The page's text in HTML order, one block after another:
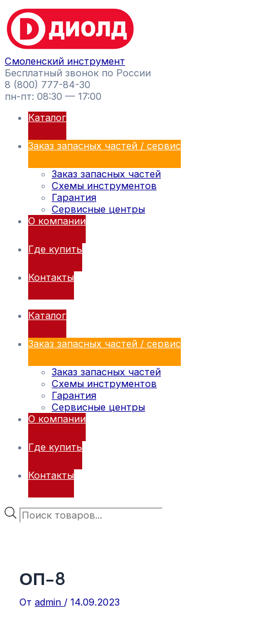
Перейти
к
содержимому
Смоленский инструмент
Бесплатный звонок по России
8 (800) 777-84-30
пн-пт: 08:30 — 17:00
Каталог
Заказ запасных частей / сервис
Заказ запасных частей
Схемы инструментов
Гарантия
Сервисные центры
О компании
Где купить
Контакты
Каталог
Заказ запасных частей / сервис
Заказ запасных частей
Схемы инструментов
Гарантия
Сервисные центры
О компании
Где купить
Контакты
Поиск
товаров
ОП-8
Отadmin /14.09.2023
Навигация
по
записям